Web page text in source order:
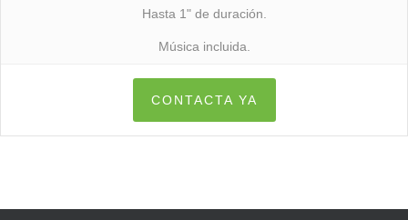
Hasta 1" de duración.
Música incluida.
CONTACTA YA